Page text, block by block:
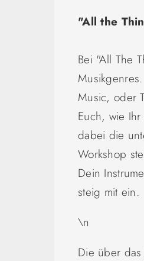
"All the
Bei "All The
Music, oder
Euch, wie
dabei die
Workshop
Dein
steig mit ein.
\n
Die über